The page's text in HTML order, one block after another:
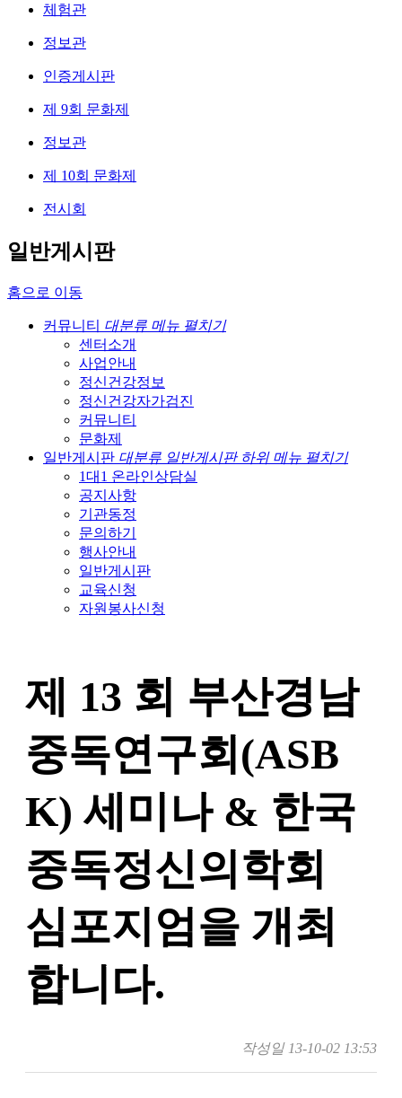
체험관
정보관
인증게시판
제 9회 문화제
정보관
제 10회 문화제
전시회
일반게시판
홈으로 이동
커뮤니티 대분류 메뉴 펼치기
센터소개
사업안내
정신건강정보
정신건강자가검진
커뮤니티
문화제
일반게시판 대분류 일반게시판 하위 메뉴 펼치기
1대1 온라인상담실
공지사항
기관동정
문의하기
행사안내
일반게시판
교육신청
자원봉사신청
제 13 회 부산경남
중독연구회(ASB
K) 세미나 & 한국
중독정신의학회
심포지엄을 개최
합니다.
작성일13-10-02 13:53